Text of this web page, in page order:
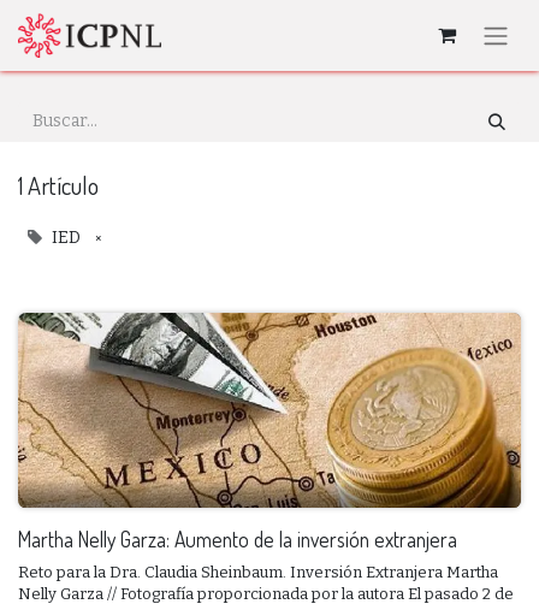
1 Artículo
IED ×
Martha Nelly Garza: Aumento de la inversión extranjera
Reto para la Dra. Claudia Sheinbaum. Inversión Extranjera Martha
Nelly Garza // Fotografía proporcionada por la autora El pasado 2 de